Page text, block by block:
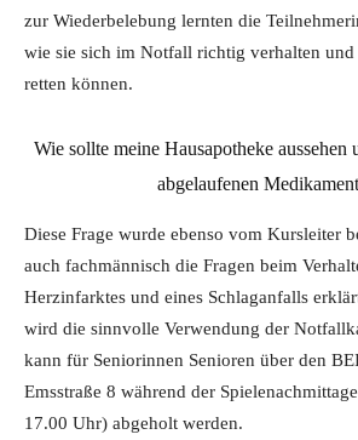
zur Wiederbelebung lernten die
wie sie sich im Notfall richtig verhalten und
retten können.
Wie sollte meine Hausapotheke
abgelaufenen
Diese Frage wurde ebenso vom Kursleiter
auch fachmännisch die Fragen beim
Herzinfarktes und eines Schlaganfalls
wird die sinnvolle Verwendung der
kann für Seniorinnen Senioren über den
Emsstraße 8 während der
17.00 Uhr) abgeholt werden.